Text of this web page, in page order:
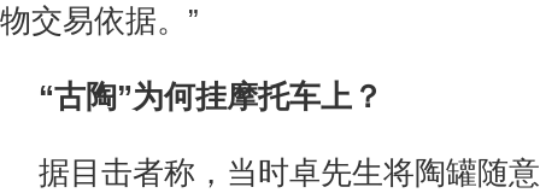
物交易依据。”
“古陶”为何挂摩托车上？
据目击者称，当时卓先生将陶罐随